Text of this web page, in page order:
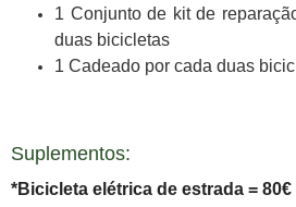
1 Conjunto de kit de
duas bicicletas
1 Cadeado por cada duas
Suplementos:
*Bicicleta elétrica de estrada = 80€